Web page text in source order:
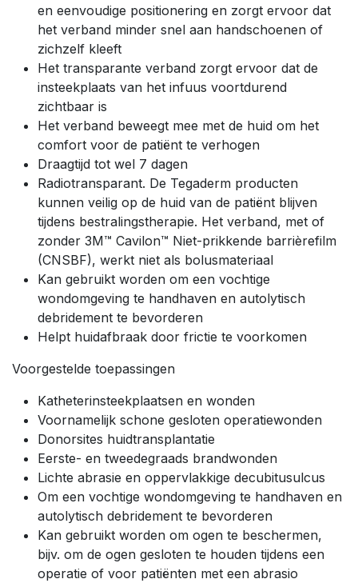
en eenvoudige positionering en zorgt ervoor dat
het verband minder snel aan handschoenen of
zichzelf kleeft
Het transparante verband zorgt ervoor dat de
insteekplaats van het infuus voortdurend
zichtbaar is
Het verband beweegt mee met de huid om het
comfort voor de patiënt te verhogen
Draagtijd tot wel 7 dagen
Radiotransparant. De Tegaderm producten
kunnen veilig op de huid van de patiënt blijven
tijdens bestralingstherapie. Het verband, met of
zonder 3M™ Cavilon™ Niet-prikkende barrièrefilm
(CNSBF), werkt niet als bolusmateriaal
Kan gebruikt worden om een vochtige
wondomgeving te handhaven en autolytisch
debridement te bevorderen
Helpt huidafbraak door frictie te voorkomen
Voorgestelde toepassingen
Katheterinsteekplaatsen en wonden
Voornamelijk schone gesloten operatiewonden
Donorsites huidtransplantatie
Eerste- en tweedegraads brandwonden
Lichte abrasie en oppervlakkige decubitusulcus
Om een vochtige wondomgeving te handhaven en
autolytisch debridement te bevorderen
Kan gebruikt worden om ogen te beschermen,
bijv. om de ogen gesloten te houden tijdens een
operatie of voor patiënten met een abrasio